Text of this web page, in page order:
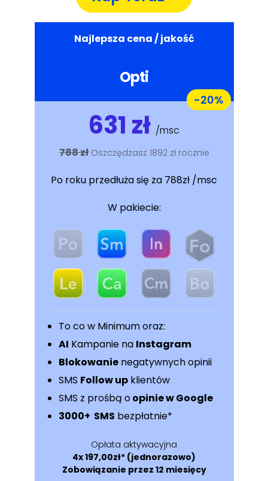
Najlepsza cena / jakość
Opti
-20%
631 zł /msc
788 złOszczędzasz 1892 zł rocznie
Po roku przedłuża się za 788zł /msc
W pakiecie:
To co w Minimum oraz:
AI Kampanie na Instagram
Blokowanienegatywnych opinii
SMS Follow upklientów
SMS z prośbą oopinie w Google
3000+ SMS bezpłatnie*
Opłata aktywacyjna
4x 197,00zł* (jednorazowo)
Zobowiązanie przez 12 miesięcy